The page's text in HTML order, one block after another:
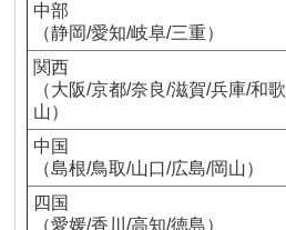
中部
（静岡/愛知/岐阜/三重）
関西
（大阪/京都/奈良/滋賀/兵庫/和歌
山）
中国
（島根/鳥取/山口/広島/岡山）
四国
（愛媛/香川/高知/徳島）